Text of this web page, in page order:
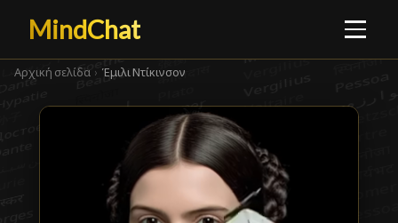
MindChat
Αρχική σελίδα › Έμιλι Ντίκινσον